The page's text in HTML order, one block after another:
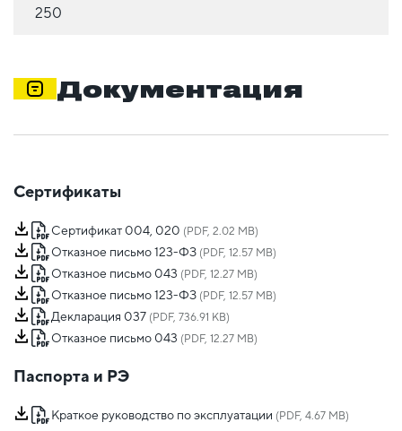
250
Документация
Сертификаты
Сертификат 004, 020 (PDF, 2.02 MB)
Отказное письмо 123-ФЗ (PDF, 12.57 MB)
Отказное письмо 043 (PDF, 12.27 MB)
Отказное письмо 123-ФЗ (PDF, 12.57 MB)
Декларация 037 (PDF, 736.91 KB)
Отказное письмо 043 (PDF, 12.27 MB)
Паспорта и РЭ
Краткое руководство по эксплуатации (PDF, 4.67 MB)